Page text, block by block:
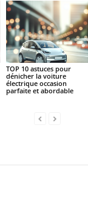
TOP 10 astuces pour
dénicher la voiture
électrique occasion
parfaite et abordable